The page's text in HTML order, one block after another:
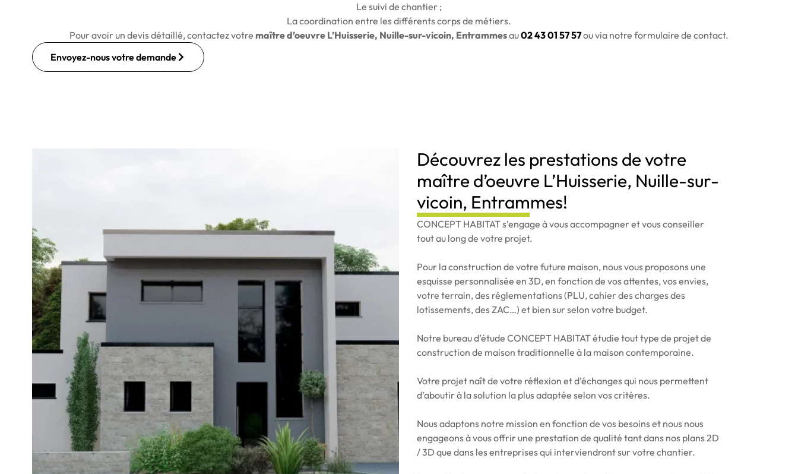
Le suivi de chantier ;
La coordination entre les différents corps de métiers.
Pour avoir un devis détaillé, contactez votre maître d’oeuvre L’Huisserie, Nuille-sur-vicoin, Entrammesau02 43 01 57 57ou via notre formulaire de contact.
Envoyez-nous votre demande
Découvrez les prestations de votre
maître d’oeuvre L’Huisserie, Nuille-sur-
vicoin, Entrammes!
CONCEPT HABITAT s’engage à vous accompagner et vous conseiller
tout au long de votre projet.
Pour la construction de votre future maison, nous vous proposons une
esquisse personnalisée en 3D, en fonction de vos attentes, vos envies,
votre terrain, des réglementations (PLU, cahier des charges des
lotissements, des ZAC…) et bien sur selon votre budget.
Notre bureau d’étude CONCEPT HABITAT étudie tout type de projet de
construction de maison traditionnelle à la maison contemporaine.
Votre projet naît de votre réflexion et d’échanges qui nous permettent
d’aboutir à la solution la plus adaptée selon vos critères.
Nous adaptons notre mission en fonction de vos besoins et nous nous
engageons à vous offrir une prestation de qualité tant dans nos plans 2D
/ 3D que dans les entreprises qui interviendront sur votre chantier.